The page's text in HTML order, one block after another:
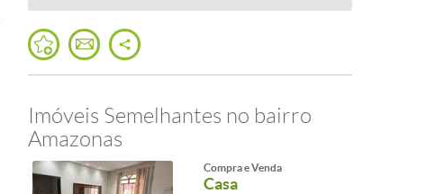
Imóveis Semelhantes no bairro
Amazonas
Compra e Venda
Casa